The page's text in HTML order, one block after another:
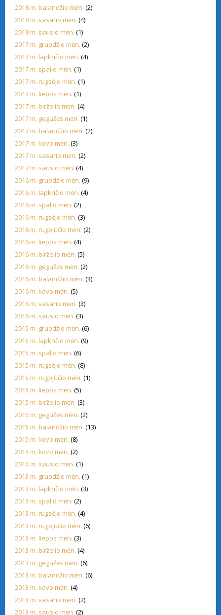
2018 m. balandžio mėn. (2)
2018 m. vasario mėn. (4)
2018 m. sausio mėn. (1)
2017 m. gruodžio mėn. (2)
2017 m. lapkričio mėn. (4)
2017 m. spalio mėn. (1)
2017 m. rugsėjo mėn. (1)
2017 m. liepos mėn. (1)
2017 m. birželio mėn. (4)
2017 m. gegužės mėn. (1)
2017 m. balandžio mėn. (2)
2017 m. kovo mėn. (3)
2017 m. vasario mėn. (2)
2017 m. sausio mėn. (4)
2016 m. gruodžio mėn. (9)
2016 m. lapkričio mėn. (4)
2016 m. spalio mėn. (2)
2016 m. rugsėjo mėn. (3)
2016 m. rugpjūčio mėn. (2)
2016 m. liepos mėn. (4)
2016 m. birželio mėn. (5)
2016 m. gegužės mėn. (2)
2016 m. balandžio mėn. (3)
2016 m. kovo mėn. (5)
2016 m. vasario mėn. (3)
2016 m. sausio mėn. (3)
2015 m. gruodžio mėn. (6)
2015 m. lapkričio mėn. (9)
2015 m. spalio mėn. (6)
2015 m. rugsėjo mėn. (8)
2015 m. rugpjūčio mėn. (1)
2015 m. liepos mėn. (5)
2015 m. birželio mėn. (3)
2015 m. gegužės mėn. (2)
2015 m. balandžio mėn. (13)
2015 m. kovo mėn. (8)
2014 m. kovo mėn. (2)
2014 m. sausio mėn. (1)
2013 m. gruodžio mėn. (1)
2013 m. lapkričio mėn. (3)
2013 m. spalio mėn. (2)
2013 m. rugsėjo mėn. (4)
2013 m. rugpjūčio mėn. (6)
2013 m. liepos mėn. (3)
2013 m. birželio mėn. (4)
2013 m. gegužės mėn. (6)
2013 m. balandžio mėn. (6)
2013 m. kovo mėn. (4)
2013 m. vasario mėn. (2)
2013 m. sausio mėn. (2)